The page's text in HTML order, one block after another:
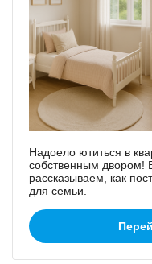
Надоело ютиться в
собственным двором!
рассказываем, как
для семьи.